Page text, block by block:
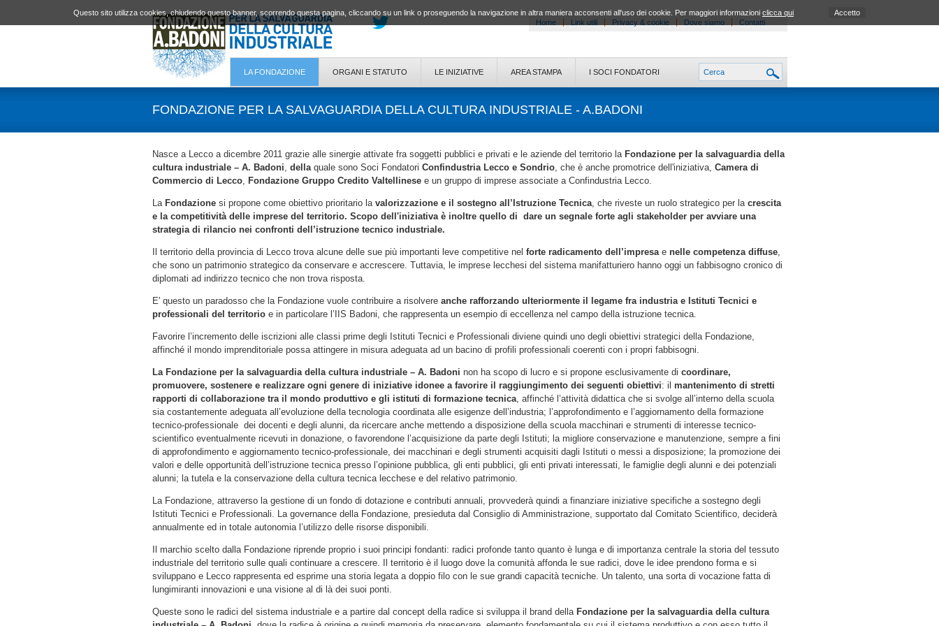
Home Link utili Privacy & cookie Dove siamo Contatti
LA FONDAZIONE ORGANI E STATUTO LE INIZIATIVE AREA STAMPA I SOCI FONDATORI
FONDAZIONE PER LA SALVAGUARDIA DELLA CULTURA INDUSTRIALE - A.BADONI
Nasce a Lecco a dicembre 2011 grazie alle sinergie attivate fra soggetti pubblici e privati e le aziende del territorio la Fondazione per la salvaguardia della
cultura industriale – A. Badoni, dellaquale sono Soci Fondatori Confindustria Lecco e Sondrio, che è anche promotrice dell'iniziativa, Camera di
Commercio di Lecco, Fondazione Gruppo Credito Valtellinesee un gruppo di imprese associate a Confindustria Lecco.
La Fondazionesi propone come obiettivo prioritario la valorizzazione e il sostegno all’Istruzione Tecnica, che riveste un ruolo strategico per la crescita
e la competitività delle imprese del territorio. Scopo dell'iniziativa è inoltre quello di dare un segnale forte agli stakeholder per avviare una
strategia di rilancio nei confronti dell’istruzione tecnico industriale.
Il territorio della provincia di Lecco trova alcune delle sue più importanti leve competitive nel forte radicamento dell’impresae nelle competenza diffuse,
che sono un patrimonio strategico da conservare e accrescere. Tuttavia, le imprese lecchesi del sistema manifatturiero hanno oggi un fabbisogno cronico di
diplomati ad indirizzo tecnico che non trova risposta.
E' questo un paradosso che la Fondazione vuole contribuire a risolvere anche rafforzando ulteriormente il legame fra industria e Istituti Tecnici e
professionali del territorioe in particolare l’IIS Badoni, che rappresenta un esempio di eccellenza nel campo della istruzione tecnica.
Favorire l’incremento delle iscrizioni alle classi prime degli Istituti Tecnici e Professionali diviene quindi uno degli obiettivi strategici della Fondazione,
affinché il mondo imprenditoriale possa attingere in misura adeguata ad un bacino di profili professionali coerenti con i propri fabbisogni.
La Fondazione per la salvaguardia della cultura industriale – A. Badoni non ha scopo di lucro e si propone esclusivamente di coordinare,
promuovere, sostenere e realizzare ogni genere di iniziative idonee a favorire il raggiungimento dei seguenti obiettivi: il mantenimento di stretti
rapporti di collaborazione tra il mondo produttivo e gli istituti di formazione tecnica, affinché l’attività didattica che si svolge all’interno della scuola
sia costantemente adeguata all’evoluzione della tecnologia coordinata alle esigenze dell’industria; l’approfondimento e l’aggiornamento della formazione
tecnico-professionale dei docenti e degli alunni, da ricercare anche mettendo a disposizione della scuola macchinari e strumenti di interesse tecnico-
scientifico eventualmente ricevuti in donazione, o favorendone l’acquisizione da parte degli Istituti; la migliore conservazione e manutenzione, sempre a fini
di approfondimento e aggiornamento tecnico-professionale, dei macchinari e degli strumenti acquisiti dagli Istituti o messi a disposizione; la promozione dei
valori e delle opportunità dell’istruzione tecnica presso l’opinione pubblica, gli enti pubblici, gli enti privati interessati, le famiglie degli alunni e dei potenziali
alunni; la tutela e la conservazione della cultura tecnica lecchese e del relativo patrimonio.
La Fondazione, attraverso la gestione di un fondo di dotazione e contributi annuali, provvederà quindi a finanziare iniziative specifiche a sostegno degli
Istituti Tecnici e Professionali. La governance della Fondazione, presieduta dal Consiglio di Amministrazione, supportato dal Comitato Scientifico, deciderà
annualmente ed in totale autonomia l’utilizzo delle risorse disponibili.
Il marchio scelto dalla Fondazione riprende proprio i suoi principi fondanti: radici profonde tanto quanto è lunga e di importanza centrale la storia del tessuto
industriale del territorio sulle quali continuare a crescere. Il territorio è il luogo dove la comunità affonda le sue radici, dove le idee prendono forma e si
sviluppano e Lecco rappresenta ed esprime una storia legata a doppio filo con le sue grandi capacità tecniche. Un talento, una sorta di vocazione fatta di
lungimiranti innovazioni e una visione al di là dei suoi ponti.
Queste sono le radici del sistema industriale e a partire dal concept della radice si sviluppa il brand della Fondazione per la salvaguardia della cultura
Questo sito utilizza cookies, chiudendo questo banner, scorrendo questa pagina, cliccando su un link o proseguendo la navigazione in altra maniera acconsenti all'uso dei cookie. Per maggiori informazioni clicca qui Accetto